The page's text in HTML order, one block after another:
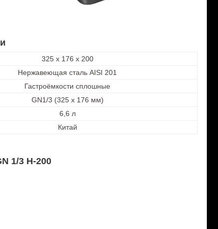
325 х 176 х 200
Нержавеющая сталь AISI 201
Гастроёмкости сплошные
GN1/3 (325 х 176 мм)
6,6 л
Китай
1/3 Н-200